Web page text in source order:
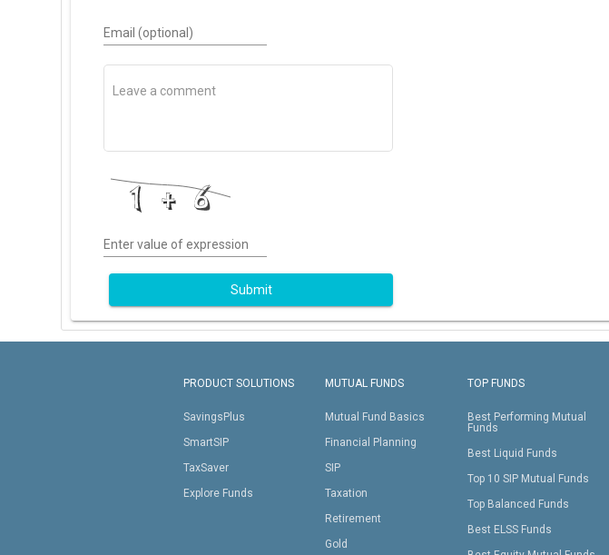
Email (optional)
Enter value of expression
Submit
PRODUCT SOLUTIONS
SavingsPlus
SmartSIP
TaxSaver
Explore Funds
MUTUAL FUNDS
Mutual Fund Basics
Financial Planning
SIP
Taxation
Retirement
Gold
TOP FUNDS
Best Performing Mutual
Funds
Best Liquid Funds
Top 10 SIP Mutual Funds
Top Balanced Funds
Best ELSS Funds